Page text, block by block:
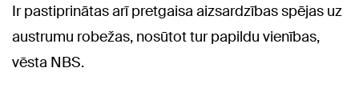
Ir pastiprinātas arī pretgaisa aizsardzības spējas uz
austrumu robežas, nosūtot tur papildu vienības,
vēsta NBS.